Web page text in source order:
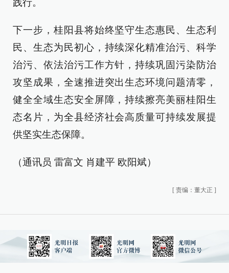
践行。
下一步，桂阳县将始终坚守生态惠民、生态利
民、生态为民初心，持续深化精准治污、科学
治污、依法治污工作方针，持续巩固污染防治
攻坚成果，全速推进突出生态环境问题清零，
健全全域生态安全屏障，持续擦亮美丽桂阳生
态名片，为全县经济社会高质量可持续发展提
供坚实生态保障。
（通讯员 雷富文 肖建平 欧阳斌）
[ 责编：董大正 ]